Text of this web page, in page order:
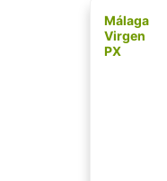
Málaga
Virgen
PX